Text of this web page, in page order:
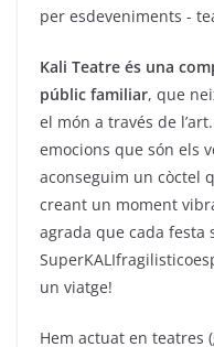
Kali Teatre és una
públic familiar, que
el món a través de
emocions que són els
aconseguim un còctel
creant un moment
agrada que cada festa
un viatge!
Hem actuat en teatres